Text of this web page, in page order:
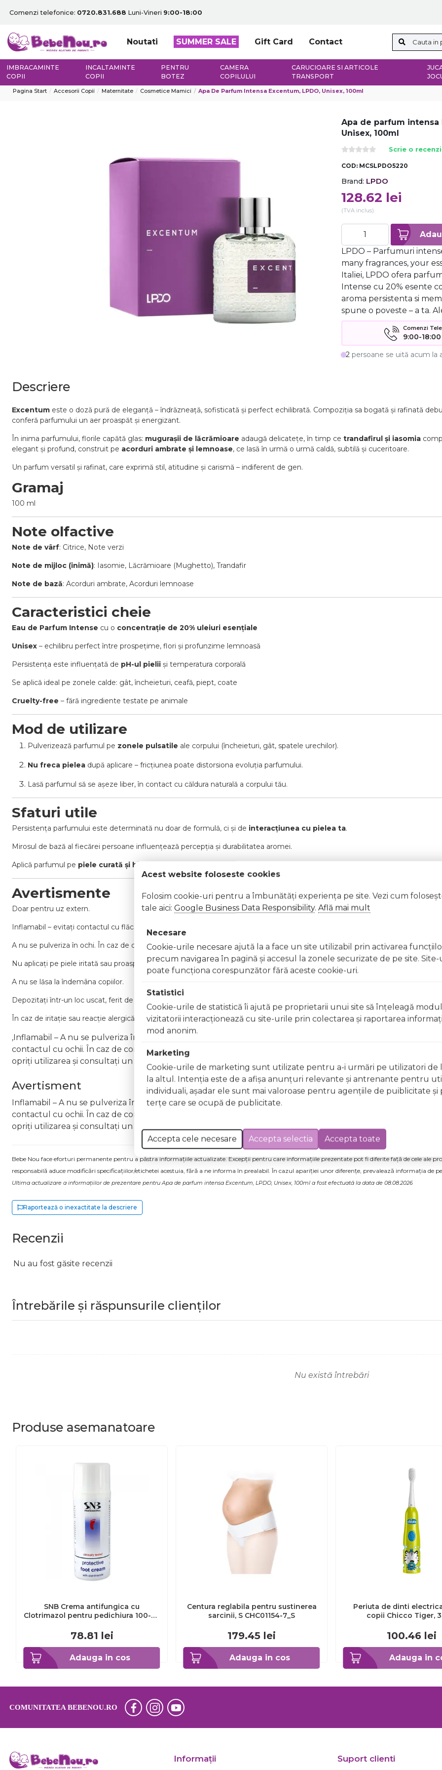
Comenzi telefonice: 0720.831.688 Luni-Vineri 9:00-18:00
Noutati SUMMER SALE Gift Card Contact
IMBRACAMINTE
COPII
INCALTAMINTE
COPII
PENTRU
BOTEZ
CAMERA
COPILULUI
CARUCIOARE SI ARTICOLE
TRANSPORT
Pagina Start Accesorii Copii Maternitate Cosmetice Mamici Apa De Parfum Intensa Excentum, LPDO, Unisex, 100ml
Apa de parfum intensa
Unisex, 100ml
Scrie o
COD: MCSLPDO5220
Brand: LPDO
128.62 lei
(TVA inclus)
LPDO – Parfumuri
many fragrances, your
Italiei, LPDO ofera
Intense cu 20% esente
aroma persistenta si
spune o poveste – a ta.
Comenzi
9:00-
2 persoane se uită acum la
Descriere
Excentum este o doză pură de eleganță – îndrăzneață, sofisticată și perfect echilibrată. Compoziția sa bogată și rafinată
conferă parfumului un aer proaspăt și energizant.
În inima parfumului, florile capătă glas: mugurașii de lăcrămioare adaugă delicatețe, în timp ce trandafirul și iasomia
elegant și profund, construit pe acorduri ambrate și lemnoase, ce lasă în urmă o urmă caldă, subtilă și cuceritoare.
Un parfum versatil și rafinat, care exprimă stil, atitudine și carismă – indiferent de gen.
Gramaj
100 ml
Note olfactive
Note de vârf: Citrice, Note verzi
Note de mijloc (inimă): Iasomie, Lăcrămioare (Mughetto), Trandafir
Note de bază: Acorduri ambrate, Acorduri lemnoase
Caracteristici cheie
Eau de Parfum Intense cu o concentrație de 20% uleiuri esențiale
Unisex – echilibru perfect între prospețime, flori și profunzime lemnoasă
Persistența este influențată de pH-ul pielii și temperatura corporală
Se aplică ideal pe zonele calde: gât, încheieturi, ceafă, piept, coate
Cruelty-free – fără ingrediente testate pe animale
Mod de utilizare
Pulverizează parfumul pe zonele pulsatile ale corpului (încheieturi, gât, spatele urechilor).
Nu freca pielea după aplicare – fricțiunea poate distorsiona evoluția parfumului.
Lasă parfumul să se așeze liber, în contact cu căldura naturală a corpului tău.
Sfaturi utile
Persistența parfumului este determinată nu doar de formulă, ci și de interacțiunea cu pielea ta.
Mirosul de bază al fiecărei persoane influențează percepția și durabilitatea aromei.
Aplică parfumul pe piele curată și hidratată
Avertismente
Doar pentru uz extern.
Inflamabil – evitați contactul cu flăcări sau surse de căldură.
A nu se pulveriza în ochi. În caz de contact, clătiți imediat cu apă din abundență.
Nu aplicați pe piele iritată sau proaspăt rasă.
A nu se lăsa la îndemâna copiilor.
Depozitați într-un loc uscat, ferit de lumină și temperaturi extreme (5–25 °C).
În caz de iritație sau reacție alergică, întrerupeți utilizarea.
,Inflamabil – A nu se pulveriza în apropierea flăcărilor deschise, surselor de căldură sau în timp ce fumați Uz
contactul cu ochii. În caz de contact, clătiți imediat cu apă Nu aplicați pe pielea iritată, rănită sau cu afecțiuni
opriți utilizarea și consultați un medic Nu inhalați produsul direct în timpul aplicării
Avertisment
Inflamabil – A nu se pulveriza în apropierea flăcărilor deschise, surselor de căldură sau în timp ce fumați Uz
contactul cu ochii. În caz de contact, clătiți imediat cu apă Nu aplicați pe pielea iritată, rănită sau cu afecțiuni
opriți utilizarea și consultați un medic Nu inhalați produsul direct în timpul aplicării
Bebe Nou face eforturi permanente pentru a păstra informațiile actualizate. Excepții pentru care informațiile prezentate pot fi diferite față de cele ale
responsabilă aduce modificări specificațiilor/etichetei acestuia, fără a ne informa în prealabil. În cazul apariției unor diferențe, prevalează informația de
Ultima actualizare a informațiilor de prezentare pentru Apa de parfum intensa Excentum, LPDO, Unisex, 100ml a fost efectuată la data de 08.08.2026
Raportează o inexactitate la descriere
Recenzii
Nu au fost găsite recenzii
Întrebările și răspunsurile clienților
Nu există întrebări
Produse asemanatoare
Adauga in cos
SNB Crema antifungica cu
Clotrimazol pentru pedichiura 100-ml
78.81 lei
Adauga in cos
Centura reglabila pentru sustinerea
sarcinii, S CHC01154-7_S
179.45 lei
Adauga in
Periuta de dinti
copii Chicco Tiger,
100.46 lei
COMUNITATEA BEBENOU.RO
Informaţii Suport clienti
Acest website foloseste cookies
Folosim cookie-uri pentru a îmbunătăți experiența pe site. Vezi cum
tale aici: Google Business Data Responsibility. Află mai mult
Necesare
Cookie-urile necesare ajută la a face un site utilizabil prin activarea
precum navigarea în pagină şi accesul la zonele securizate de pe site.
poate funcţiona corespunzător fără aceste cookie-uri.
Statistici
Cookie-urile de statistică îi ajută pe proprietarii unui site să înţeleagă
vizitatorii interacţionează cu site-urile prin colectarea şi raportarea
mod anonim.
Marketing
Cookie-urile de marketing sunt utilizate pentru a-i urmări pe utilizatori de
la altul. Intenţia este de a afişa anunţuri relevante şi antrenante pentru
individuali, aşadar ele sunt mai valoroase pentru agenţiile de puiblicitate şi
terţe care se ocupă de publicitate.
Accepta cele necesare Accepta selectia Accepta toate